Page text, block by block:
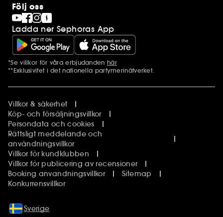
Följ oss
Ladda ner Sephoras App
Ytterligare information
*Se villkor för våra erbjudanden här
**Exklusivitet i det nationella parfymerinätverket.
Villkor & säkerhet
Köp- och försäljningsvillkor
Persondata och cookies
Rättsligt meddelande och
användningsvillkor
Villkor för kundklubben
Villkor för publicering av recensioner
Booking anvandningsvillkor
Sitemap
Konkurrensvillkor
Sverige